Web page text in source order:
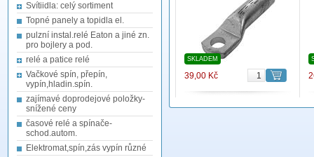
Svítiidla: celý sortiment
Topné panely a topidla el.
pulzní instal.relé Eaton a jiné zn.
pro bojlery a pod.
relé a patice relé
Vačkové spín, přepín,
vypín,hladin.spín.
zajímavé doprodejové položky-
snížené ceny
časové relé a spínače-
schod.autom.
Elektromat,spín,zás vypín různé
SKLADEM
39,00 Kč